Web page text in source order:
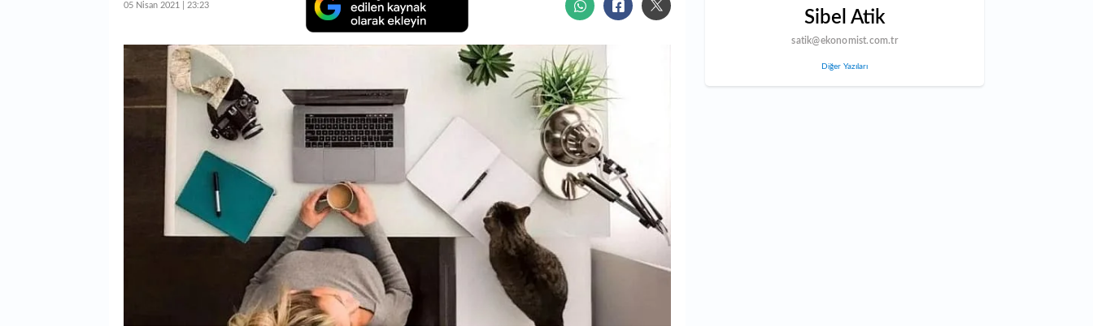
05 Nisan 2021 | 23:23
Sibel Atik
satik@ekonomist.com.tr
Diğer Yazıları